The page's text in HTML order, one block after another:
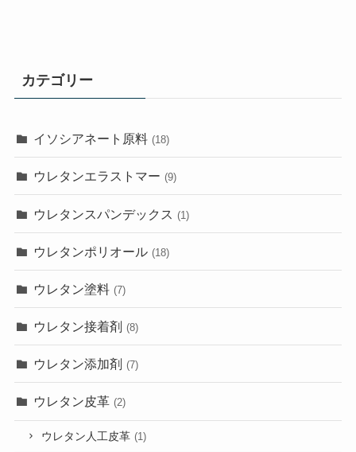
カテゴリー
イソシアネート原料 (18)
ウレタンエラストマー (9)
ウレタンスパンデックス (1)
ウレタンポリオール (18)
ウレタン塗料 (7)
ウレタン接着剤 (8)
ウレタン添加剤 (7)
ウレタン皮革 (2)
ウレタン人工皮革 (1)